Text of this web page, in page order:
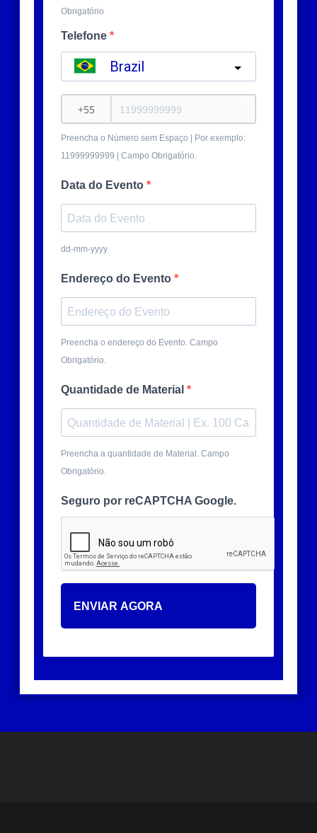
Obrigatório
Telefone
Brazil
Preencha o Número sem Espaço | Por exemplo:
11999999999 | Campo Obrigatório.
Data do Evento
dd-mm-yyyy
Endereço do Evento
Preencha o endereço do Evento. Campo
Obrigatório.
Quantidade de Material
Preencha a quantidade de Material. Campo
Obrigatório.
Seguro por reCAPTCHA Google.
ENVIAR AGORA